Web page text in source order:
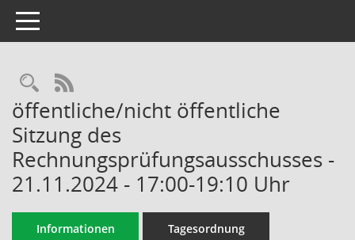
Toggle navigation
Rechercheauswahl
RSS-Feed
öffentliche/nicht öffentliche
Sitzung des
Rechnungsprüfungsausschusses -
21.11.2024 - 17:00-19:10 Uhr
Informationen Tagesordnung